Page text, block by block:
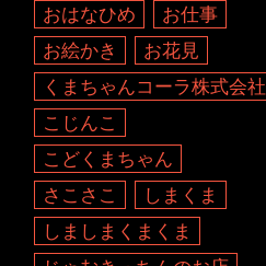
おはなひめ
お仕事
お絵かき
お花見
くまちゃんコーラ株式会社
こじんこ
こどくまちゃん
さこさこ
しまくま
しましまくまくま